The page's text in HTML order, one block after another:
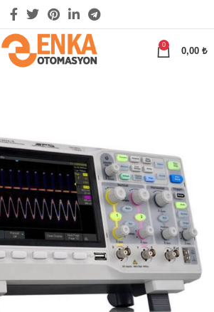
0
0,00 ₺